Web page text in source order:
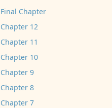
另一方面，陈信，一名热爱研究犯
他的注意力。
在异搜社，陈信确信了一件被世界
开脑波之谜的钥匙......
谜题的背后，是人类实现永生愿望的
Final Chapter
Chapter 12
Chapter 11
Chapter 10
Chapter 9
Chapter 8
Chapter 7